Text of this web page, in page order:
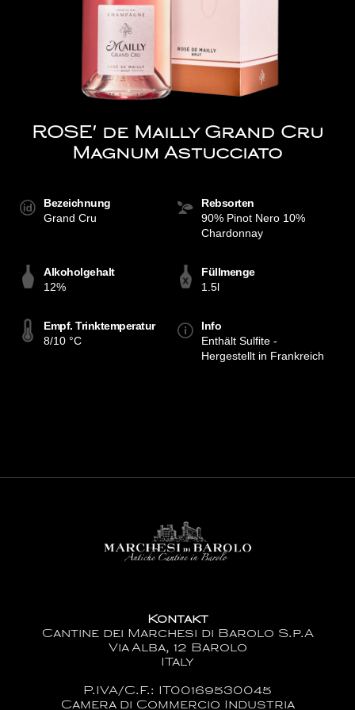
ROSE' de Mailly Grand Cru
Magnum Astucciato
Bezeichnung
Grand Cru
Rebsorten
90% Pinot Nero 10%
Chardonnay
Alkoholgehalt
12%
Füllmenge
1.5l
Empf. Trinktemperatur
8/10 °C
Info
Enthält Sulfite -
Hergestellt in Frankreich
Kontakt
Cantine dei Marchesi di Barolo S.p.A
Via Alba, 12 Barolo
ITaly
P.IVA/C.F.: IT00169530045
Camera di Commercio Industria